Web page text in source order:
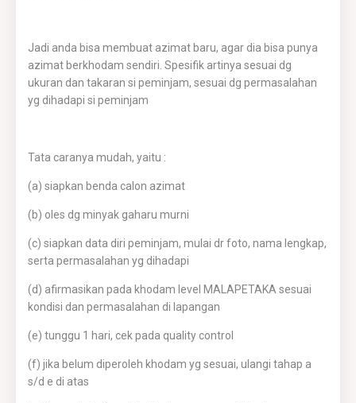
Jadi anda bisa membuat azimat baru, agar dia bisa punya
azimat berkhodam sendiri. Spesifik artinya sesuai dg
ukuran dan takaran si peminjam, sesuai dg permasalahan
yg dihadapi si peminjam
Tata caranya mudah, yaitu :
(a) siapkan benda calon azimat
(b) oles dg minyak gaharu murni
(c) siapkan data diri peminjam, mulai dr foto, nama lengkap,
serta permasalahan yg dihadapi
(d) afirmasikan pada khodam level MALAPETAKA sesuai
kondisi dan permasalahan di lapangan
(e) tunggu 1 hari, cek pada quality control
(f) jika belum diperoleh khodam yg sesuai, ulangi tahap a
s/d e di atas